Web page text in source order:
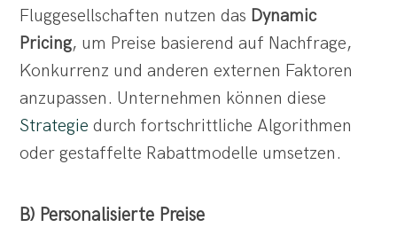
Fluggesellschaften nutzen das Dynamic
Pricing, um Preise basierend auf Nachfrage,
Konkurrenz und anderen externen Faktoren
anzupassen. Unternehmen können diese
Strategie durch fortschrittliche Algorithmen
oder gestaffelte Rabattmodelle umsetzen.
B) Personalisierte Preise